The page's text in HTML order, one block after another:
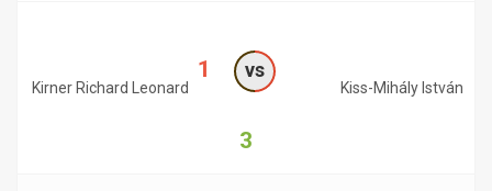
Kirner Richard Leonard
1 vs
3
Kiss-Mihály István